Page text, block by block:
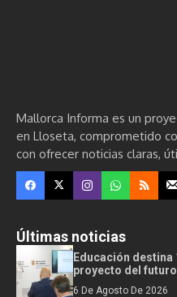
Mallorca Informa es un
en Lloseta, comprometido
con ofrecer noticias claras,
Últimas noticias
Educación destina
proyecto del
6 De Agosto De 2026